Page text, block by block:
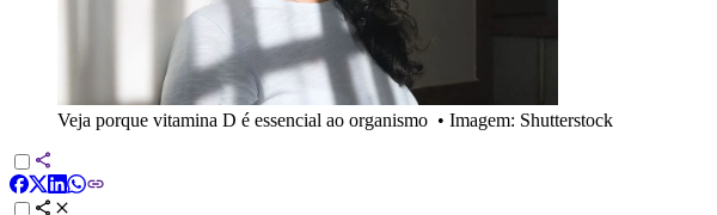
Veja porque vitamina D é essencial ao organismo • Imagem: Shutterstock